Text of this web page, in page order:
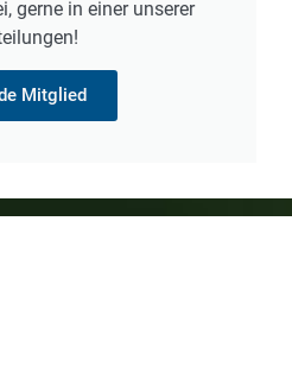
gerne in einer unserer
Mitglied